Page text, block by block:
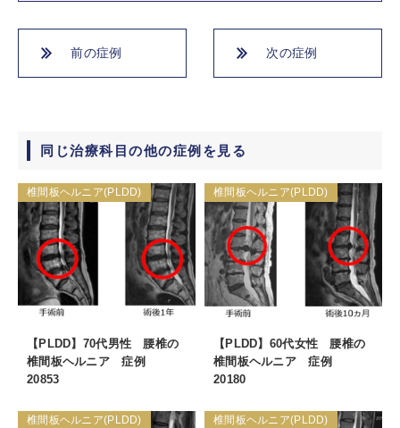
前の症例 次の症例
同じ治療科目の他の症例を見る
椎間板ヘルニア(PLDD)
【PLDD】70代男性 腰椎の
椎間板ヘルニア 症例
20853
椎間板ヘルニア(PLDD)
【PLDD】60代女性 腰椎の
椎間板ヘルニア 症例
20180
椎間板ヘルニア(PLDD) 椎間板ヘルニア(PLDD)